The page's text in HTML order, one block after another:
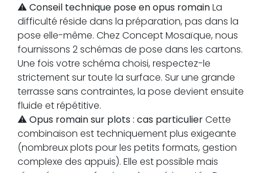
⚠️Conseil technique pose en opus romainLa
difficulté réside dans la préparation, pas dans la
pose elle-même. Chez Concept Mosaïque, nous
fournissons 2 schémas de pose dans les cartons.
Une fois votre schéma choisi, respectez-le
strictement sur toute la surface. Sur une grande
terrasse sans contraintes, la pose devient ensuite
fluide et répétitive.
⚠️Opus romain sur plots : cas particulierCette
combinaison est techniquement plus exigeante
(nombreux plots pour les petits formats, gestion
complexe des appuis). Elle est possible mais